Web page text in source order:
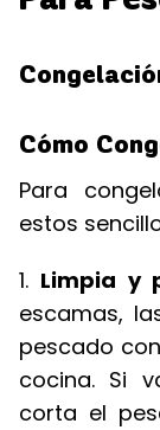
Cómo
Para
estos
1. Limpia y
escamas,
pescado
cocina. Si
corta el